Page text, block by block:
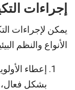
إجراءات
يمكن لإجراءات
الأنواع والنظم
إعطاء
بشكل فعال،